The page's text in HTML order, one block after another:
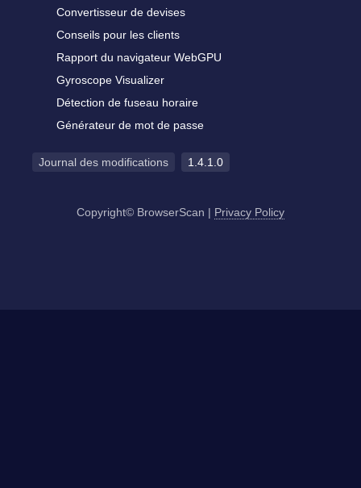
Convertisseur de devises
Conseils pour les clients
Rapport du navigateur WebGPU
Gyroscope Visualizer
Détection de fuseau horaire
Générateur de mot de passe
Journal des modifications 1.4.1.0
Copyright© BrowserScan | Privacy Policy